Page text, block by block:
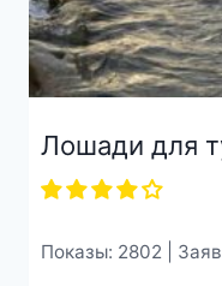
Лошади для
Показы: 2802 |